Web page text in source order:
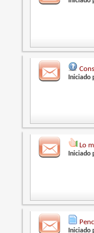
Iniciado
Lo
Iniciado
Iniciado